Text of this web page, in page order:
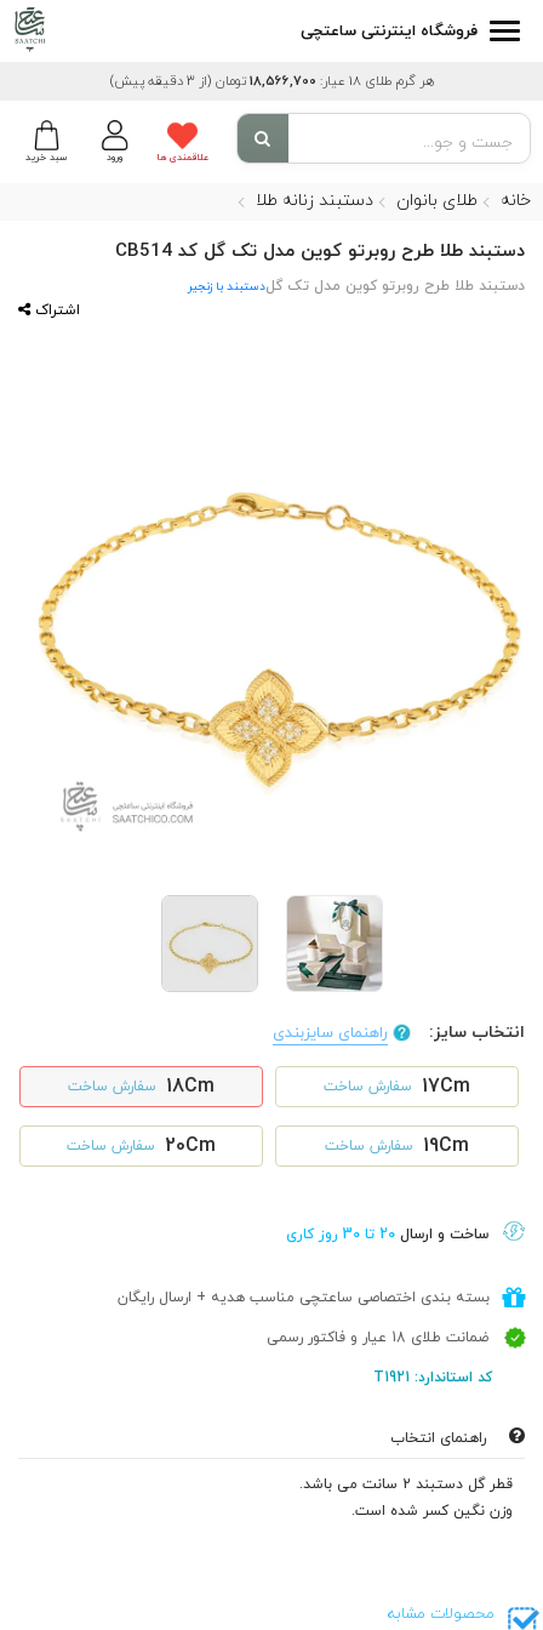
فروشگاه اینترنتی ساعتچی
هر گرم طلای 18 عیار: 18,566,700تومان (از 3 دقیقه پیش)
سبد خرید ورود علاقمندی ها
خانه طلای بانوان دستبند زنانه طلا
دستبند طلا طرح روبرتو کوین مدل تک گل کد CB514
دستبند طلا طرح روبرتو کوین مدل تک گلدستبند با زنجیر
اشتراک
انتخاب سایز: راهنمای سایزبندی
17Cm سفارش ساخت 18Cm سفارش ساخت
19Cm سفارش ساخت 20Cm سفارش ساخت
ساخت و ارسال 20 تا 30 روز کاری
بسته بندی اختصاصی ساعتچی مناسب هدیه + ارسال رایگان
ضمانت طلای 18 عیار و فاکتور رسمی
کد استاندارد: T1921
راهنمای انتخاب
قطر گل دستبند 2 سانت می باشد.
وزن نگین کسر شده است.
محصولات مشابه